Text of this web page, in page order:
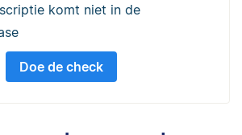
komt niet in de
Doe de check